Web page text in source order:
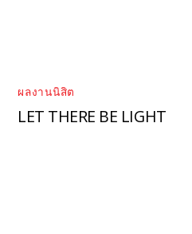
ผลงานนิสิต
LET THERE BE LIGHT